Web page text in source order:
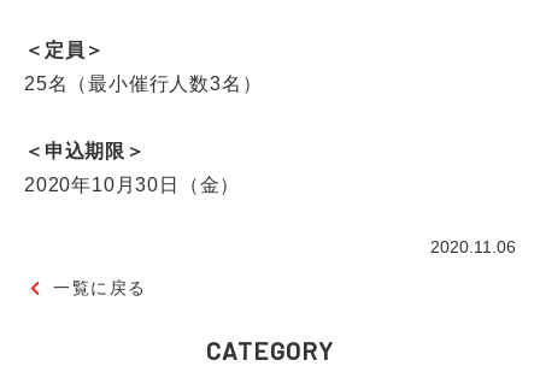
＜定員＞
25名（最小催行人数3名）
＜申込期限＞
2020年10月30日（金）
2020.11.06
一覧に戻る
CATEGORY